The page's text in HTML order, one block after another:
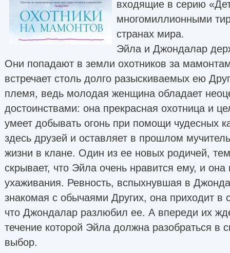
входящие в серию
многомиллионными
странах мира.
Эйла и Джондалар
Они попадают в земли охотников за
встречает столь долго разыскиваемых ею
племя, ведь молодая женщина обладает
достоинствами: она прекрасная охотница и
умеет добывать огонь при помощи чудесных
здесь друзей и оставляет в прошлом
жизни в клане. Один из ее новых родичей,
скрывает, что Эйла очень нравится ему, и она
ухаживания. Ревность, вспыхнувшая в
знакомая с обычаями Других, она приходит в
что Джондалар разлюбил ее. А впереди их
течение которой Эйла должна разобраться в
выбор.